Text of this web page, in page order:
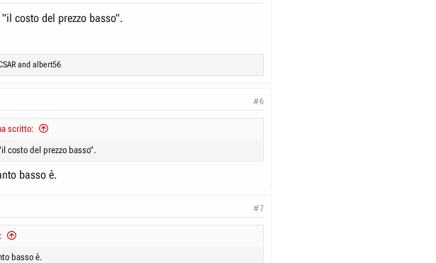
costo del prezzo basso".
and albert56
#6
scritto:
costo del prezzo basso".
basso è.
#7
basso è.